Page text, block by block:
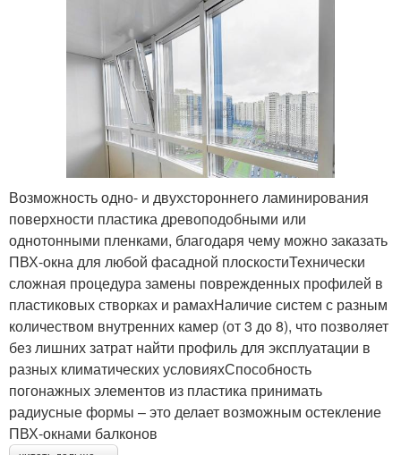
Возможность одно- и двухстороннего ламинирования
поверхности пластика древоподобными или
однотонными пленками, благодаря чему можно заказать
ПВХ-окна для любой фасадной плоскостиТехнически
сложная процедура замены поврежденных профилей в
пластиковых створках и рамахНаличие систем с разным
количеством внутренних камер (от 3 до 8), что позволяет
без лишних затрат найти профиль для эксплуатации в
разных климатических условияхСпособность
погонажных элементов из пластика принимать
радиусные формы – это делает возможным остекление
ПВХ-окнами балконов